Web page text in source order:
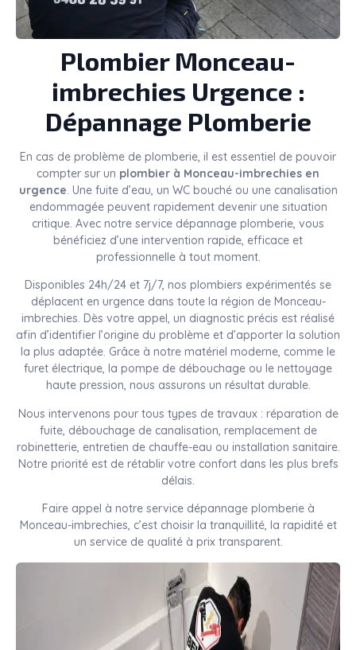
Plombier Monceau-
imbrechies Urgence :
Dépannage Plomberie
En cas de problème de plomberie, il est essentiel de pouvoir
compter sur un plombier à Monceau-imbrechies en
urgence. Une fuite d’eau, un WC bouché ou une canalisation
endommagée peuvent rapidement devenir une situation
critique. Avec notre service dépannage plomberie, vous
bénéficiez d’une intervention rapide, efficace et
professionnelle à tout moment.
Disponibles 24h/24 et 7j/7, nos plombiers expérimentés se
déplacent en urgence dans toute la région de Monceau-
imbrechies. Dès votre appel, un diagnostic précis est réalisé
afin d’identifier l’origine du problème et d’apporter la solution
la plus adaptée. Grâce à notre matériel moderne, comme le
furet électrique, la pompe de débouchage ou le nettoyage
haute pression, nous assurons un résultat durable.
Nous intervenons pour tous types de travaux : réparation de
fuite, débouchage de canalisation, remplacement de
robinetterie, entretien de chauffe-eau ou installation sanitaire.
Notre priorité est de rétablir votre confort dans les plus brefs
délais.
Faire appel à notre service dépannage plomberie à
Monceau-imbrechies, c’est choisir la tranquillité, la rapidité et
un service de qualité à prix transparent.